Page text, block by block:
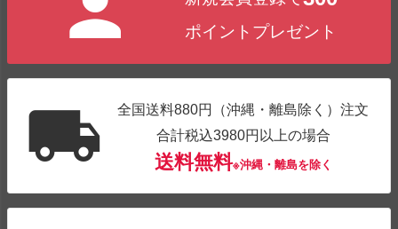
ポイントプレゼント
全国送料880円（沖縄・離島除く）注文
合計税込3980円以上の場合
送料無料※沖縄・離島を除く